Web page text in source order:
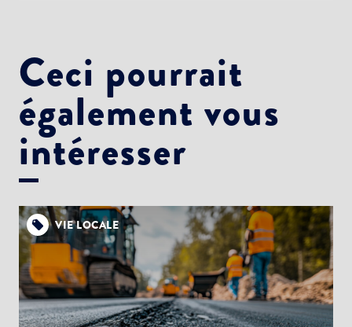
Ceci pourrait
également vous
intéresser
VIE LOCALE
Choisissez votre abonnement :
Alertes Mail
Newsletter Culture